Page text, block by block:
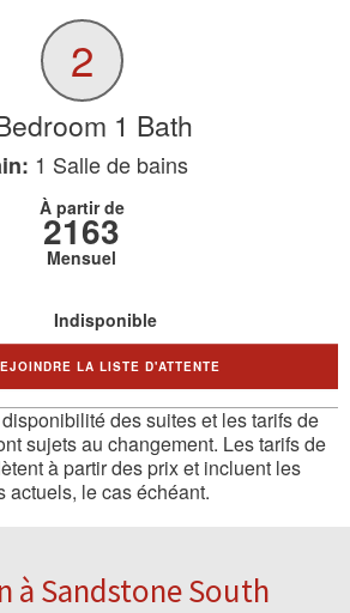
2
1 Bath
1 Salle de bains
À partir de
2163
Mensuel
Indisponible
LA LISTE D'ATTENTE
des suites et les tarifs de
sujets au changement. Les tarifs de
à partir des prix et incluent les
actuels, le cas échéant.
à Sandstone South